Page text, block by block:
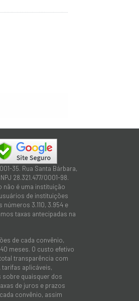
35. Rua Santa Bárbara,
28.321.477/0001-98.
não é uma instituição
de instituições
3.110, 3.954 e
taxas antecipadas na
de cada convênio,
meses. O custo efetivo
total transparência com
aplicáveis,
sobre quaisquer dos
de juros e prazos
convênio, assim